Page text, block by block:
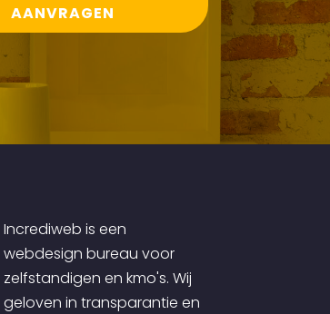
AANVRAGEN
Incrediweb is een
webdesign bureau voor
zelfstandigen en kmo's. Wij
geloven in transparantie en